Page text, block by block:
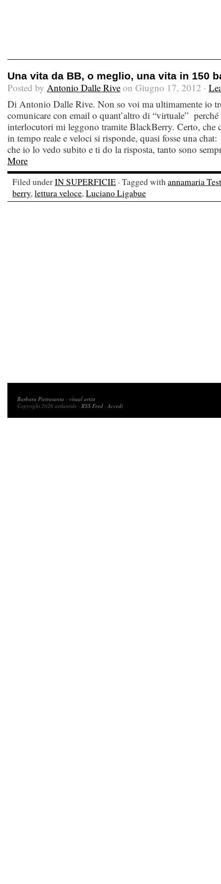
Una vita da BB, o meglio, una vita in 150
Posted by Antonio Dalle Rive on Giugno 17, 2012 ·
Di Antonio Dalle Rive. Non so voi ma ultimamente io
comunicare con email o quant’altro di “virtuale”
interlocutori mi leggono tramite BlackBerry. Certo, che
in tempo reale e veloci si risponde, quasi fosse una
che io lo vedo subito e ti do la risposta, tanto sono
More
Filed underIN SUPERFICIE · Tagged withannamaria
berry,lettura veloce,Luciano Ligabue
Barbara Pietrasanta - visual artist
Copyright 2026 artlantide · RSS Feed ·Accedi